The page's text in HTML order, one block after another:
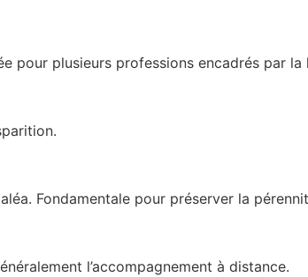
pour plusieurs professions encadrés par la
Fondamentale pour préserver la
l’accompagnement à distance.